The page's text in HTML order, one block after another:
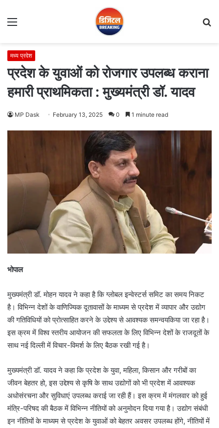
Menu
मध्य प्रदेश
प्रदेश के युवाओं को रोजगार उपलब्ध कराना
हमारी प्राथमिकता : मुख्यमंत्री डॉ. यादव
MP Dask February 13, 2025 0 1 minute read
भोपाल
मुख्यमंत्री डॉ. मोहन यादव ने कहा है कि ग्लोबल इन्वेस्टर्स समिट का समय निकट
है। विभिन्न देशों के वाणिज्यिक दूतावासों के माध्यम से प्रदेश में व्यापार और उद्योग
की गतिविधियों को प्रोत्साहित करने के उद्देश्य से आवश्यक समन्वयकिया जा रहा है।
इस क्रम में विश्व स्तरीय आयोजन की सफलता के लिए विभिन्न देशों के राजदूतों के
साथ नई दिल्ली में विचार-विमर्श के लिए बैठक रखी गई है।
मुख्यमंत्री डॉ. यादव ने कहा कि प्रदेश के युवा, महिला, किसान और गरीबों का
जीवन बेहतर हो, इस उद्देश्य से कृषि के साथ उद्योगों को भी प्रदेश में आवश्यक
अधोसंरचना और सुविधाएं उपलब्ध कराई जा रही हैं। इस क्रम में मंगलवार को हुई
मंत्रि-परिषद की बैठक में विभिन्न नीतियों को अनुमोदन दिया गया है। उद्योग संबंधी
इन नीतियों के माध्यम से प्रदेश के युवाओं को बेहतर अवसर उपलब्ध होंगे, नीतियों में